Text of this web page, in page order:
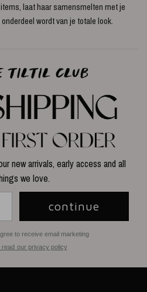
laat haar samensmelten met je
wordt van je totale look.
new arrivals, early access and all
we love.
continue
to receive email marketing
read our privacy policy